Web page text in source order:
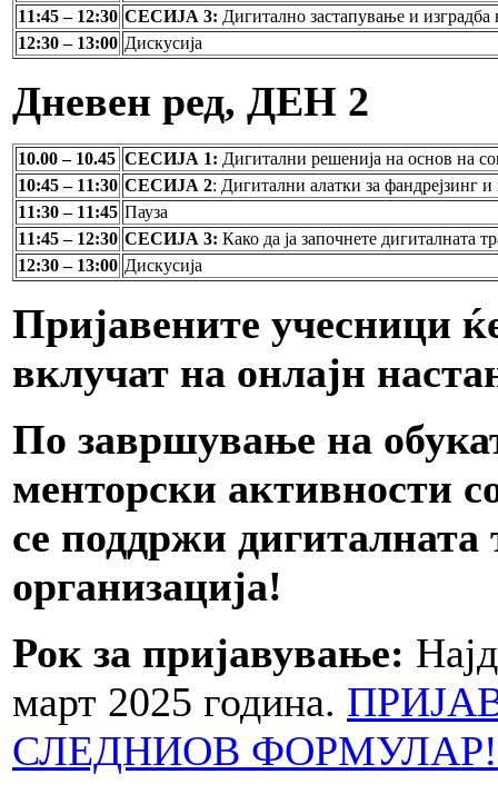
11:45– 12:30 СЕСИЈА 3: Дигитално застапување и
12:30 – 13:00 Дискусија
Дневен ред, ДЕН 2
10.00 – 10.45 СЕСИЈА 1: Дигитални решенија на основ на
10:45 – 11:30 СЕСИЈА 2: Дигитални алатки за фандрејзинг
11:30 – 11:45 Пауза
11:45– 12:30 СЕСИЈА 3: Како да ја започнете дигиталната
12:30 – 13:00 Дискусија
Пријавените учесници
вклучат на онлајн
По завршување на
менторски активности
се поддржи
организација!
Рок за пријавување:
март 2025 година.
СЛЕДНИОВ ФОРМУЛАР!